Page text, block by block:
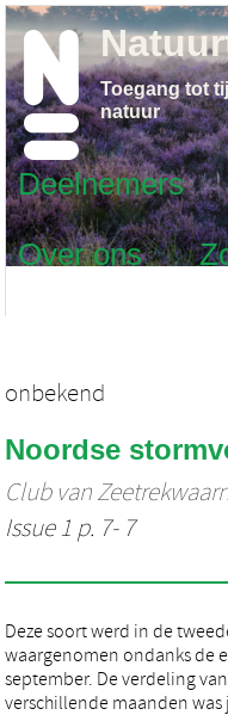
Deelnemers
Over ons
Toegang tot
natuur
onbekend
Noordse
Club van
Issue 1 p. 7- 7
Deze soort werd in de
waargenomen ondanks de
september. De verdeling
verschillende maanden